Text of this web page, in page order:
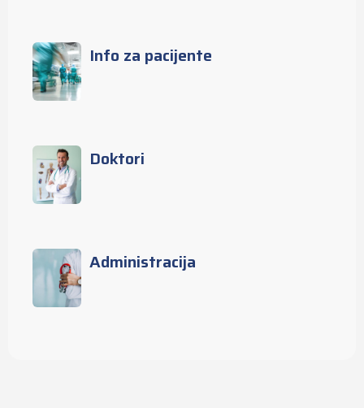
Info za pacijente
Doktori
Administracija